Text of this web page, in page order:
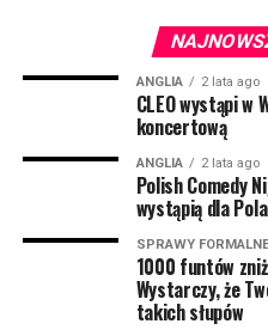
regulacji w całej Wielkiej
To, co będzie ułatwieniem
Polaków i innych „nie-
pewną trudność turystom
będą chciały nas odwiedzić.
Wprowadzony zostanie
Electronic Travel
pozwolenie na wjazd na
trzeba będzie aplikować
Cały system ma być
ANGLIA 2 lata ago
CLEO wystąpi
koncertową
ANGLIA 2 lata ago
Polish Comedy
wystąpią dla
SPRAWY
1000 funtów
Wystarczy, że
takich słupów